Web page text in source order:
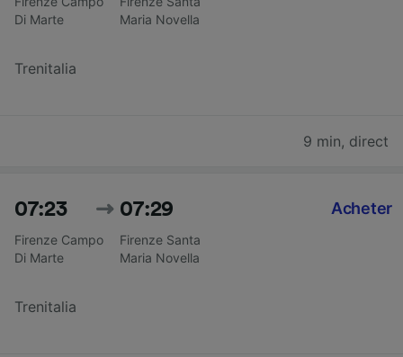
Di Marte
Maria Novella
Trenitalia
9 min, direct
07:23
Firenze Campo
Di Marte
07:29
Firenze Santa
Maria Novella
Trenitalia
Acheter